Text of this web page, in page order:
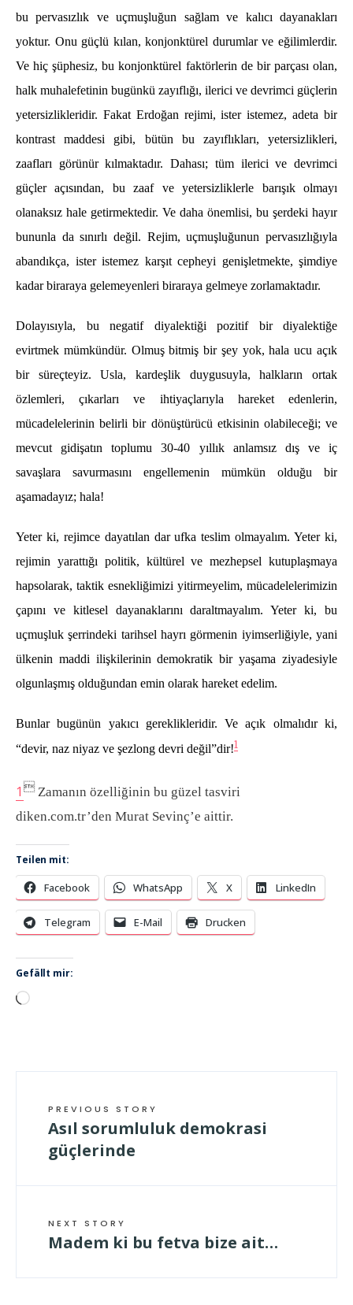
bu pervasızlık ve uçmuşluğun sağlam ve kalıcı dayanakları
yoktur. Onu güçlü kılan, konjonktürel durumlar ve eğilimlerdir.
Ve hiç şüphesiz, bu konjonktürel faktörlerin de bir parçası olan,
halk muhalefetinin bugünkü zayıflığı, ilerici ve devrimci güçlerin
yetersizlikleridir. Fakat Erdoğan rejimi, ister istemez, adeta bir
kontrast maddesi gibi, bütün bu zayıflıkları, yetersizlikleri,
zaafları görünür kılmaktadır. Dahası; tüm ilerici ve devrimci
güçler açısından, bu zaaf ve yetersizliklerle barışık olmayı
olanaksız hale getirmektedir. Ve daha önemlisi, bu şerdeki hayır
bununla da sınırlı değil. Rejim, uçmuşluğunun pervasızlığıyla
abandıkça, ister istemez karşıt cepheyi genişletmekte, şimdiye
kadar biraraya gelemeyenleri biraraya gelmeye zorlamaktadır.
Dolayısıyla, bu negatif diyalektiği pozitif bir diyalektiğe
evirtmek mümkündür. Olmuş bitmiş bir şey yok, hala ucu açık
bir süreçteyiz. Usla, kardeşlik duygusuyla, halkların ortak
özlemleri, çıkarları ve ihtiyaçlarıyla hareket edenlerin,
mücadelelerinin belirli bir dönüştürücü etkisinin olabileceği; ve
mevcut gidişatın toplumu 30-40 yıllık anlamsız dış ve iç
savaşlara savurmasını engellemenin mümkün olduğu bir
aşamadayız; hala!
Yeter ki, rejimce dayatılan dar ufka teslim olmayalım. Yeter ki,
rejimin yarattığı politik, kültürel ve mezhepsel kutuplaşmaya
hapsolarak, taktik esnekliğimizi yitirmeyelim, mücadelelerimizin
çapını ve kitlesel dayanaklarını daraltmayalım. Yeter ki, bu
uçmuşluk şerrindeki tarihsel hayrı görmenin iyimserliğiyle, yani
ülkenin maddi ilişkilerinin demokratik bir yaşama ziyadesiyle
olgunlaşmış olduğundan emin olarak hareket edelim.
Bunlar bugünün yakıcı gereklikleridir. Ve açık olmalıdır ki,
“devir, naz niyaz ve şezlong devri değil”dir!1
1  Zamanın özelliğinin bu güzel tasviri
diken.com.tr’den Murat Sevinç’e aittir.
Teilen mit:
Facebook WhatsApp X LinkedIn
Telegram E-Mail Drucken
Gefällt mir:
Wird
PREVIOUS STORY
Asıl sorumluluk demokrasi
güçlerinde
NEXT STORY
Madem ki bu fetva bize ait…